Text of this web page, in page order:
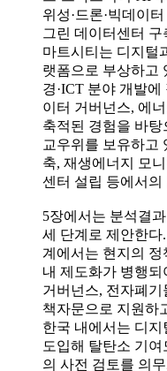
위성·드론·빅데이
그린 데이터센터
마트시티는 디지털
랫폼으로 부상하고
경·ICT 분야 개발
이터 거버넌스, 에
축적된 경험을 바탕
교우위를 보유하고
축, 재생에너지 모
센터 설립 등에서
5장에서는 분석결
세 단계로 제안한
계에서는 현지의 정
내 제도화가 병행되
거버넌스, 전자폐기
책자문으로 지원하
한국 내에서는 디지
도입해 탈탄소 기
의 사전 검토를 의